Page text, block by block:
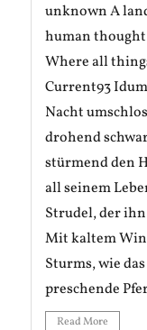
unknown A
human
Where all
Current93
Nacht
drohend
stürmend den
all seinem
Strudel, der
Mit kaltem
Sturms, wie
preschende
Read More